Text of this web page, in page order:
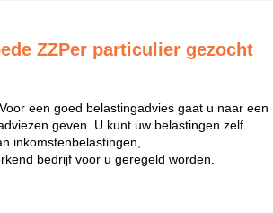
ZZPer particulier gezocht
een goed belastingadvies gaat u naar een
geven. U kunt uw belastingen zelf
inkomstenbelastingen,
bedrijf voor u geregeld worden.